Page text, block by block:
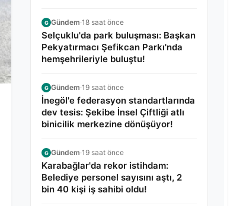
G Gündem·18 saat önce
Selçuklu'da park buluşması: Başkan
Pekyatırmacı Şefikcan Parkı'nda
hemşehrileriyle buluştu!
G Gündem·19 saat önce
İnegöl'e federasyon standartlarında
dev tesis: Şekibe İnsel Çiftliği atlı
binicilik merkezine dönüşüyor!
G Gündem·19 saat önce
Karabağlar'da rekor istihdam:
Belediye personel sayısını aştı, 2
bin 40 kişi iş sahibi oldu!